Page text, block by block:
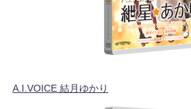
A.I.VOICE 結月ゆかり